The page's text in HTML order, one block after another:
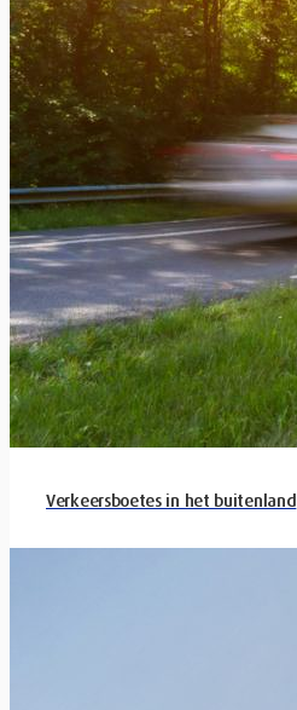
Verkeersboetes in het buitenland